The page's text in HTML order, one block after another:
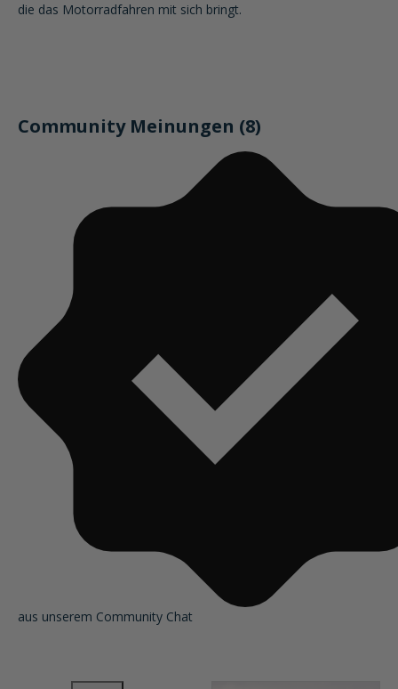
die das Motorradfahren mit sich bringt.
Community Meinungen (8)
aus unserem Community Chat